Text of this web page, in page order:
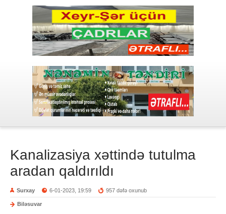
Kanalizasiya xəttində tutulma
aradan qaldırıldı
Surxay 6-01-2023, 19:59 957 dəfə oxunub
Biləsuvar